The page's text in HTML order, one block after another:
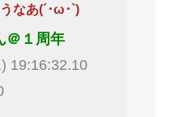
なあ(´･ω･`)
＠１周年
19:16:32.10